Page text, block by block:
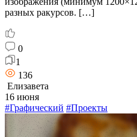
разных ракурсов. […]
0
1
136
Елизавета
16 июня
#Графический #Проекты